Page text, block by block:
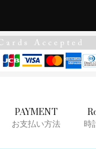
PAYMENT
お支払い方法 時